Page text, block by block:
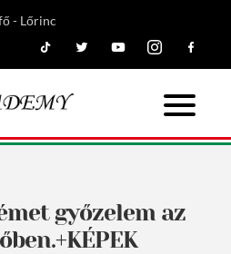
- Lőrinc
győzelem az